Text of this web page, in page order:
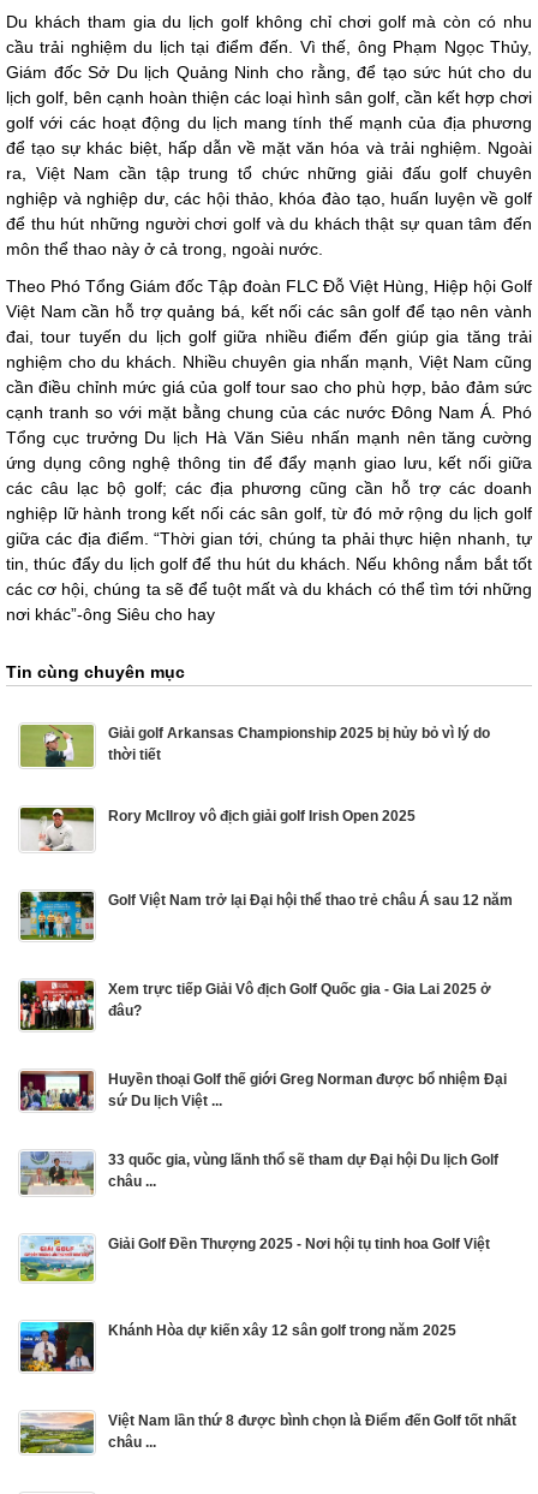
Du khách tham gia du lịch golf không chỉ chơi golf mà còn có nhu
cầu trải nghiệm du lịch tại điểm đến. Vì thế, ông Phạm Ngọc Thủy,
Giám đốc Sở Du lịch Quảng Ninh cho rằng, để tạo sức hút cho du
lịch golf, bên cạnh hoàn thiện các loại hình sân golf, cần kết hợp chơi
golf với các hoạt động du lịch mang tính thế mạnh của địa phương
để tạo sự khác biệt, hấp dẫn về mặt văn hóa và trải nghiệm. Ngoài
ra, Việt Nam cần tập trung tổ chức những giải đấu golf chuyên
nghiệp và nghiệp dư, các hội thảo, khóa đào tạo, huấn luyện về golf
để thu hút những người chơi golf và du khách thật sự quan tâm đến
môn thể thao này ở cả trong, ngoài nước.
Theo Phó Tổng Giám đốc Tập đoàn FLC Đỗ Việt Hùng, Hiệp hội Golf
Việt Nam cần hỗ trợ quảng bá, kết nối các sân golf để tạo nên vành
đai, tour tuyến du lịch golf giữa nhiều điểm đến giúp gia tăng trải
nghiệm cho du khách. Nhiều chuyên gia nhấn mạnh, Việt Nam cũng
cần điều chỉnh mức giá của golf tour sao cho phù hợp, bảo đảm sức
cạnh tranh so với mặt bằng chung của các nước Đông Nam Á. Phó
Tổng cục trưởng Du lịch Hà Văn Siêu nhấn mạnh nên tăng cường
ứng dụng công nghệ thông tin để đẩy mạnh giao lưu, kết nối giữa
các câu lạc bộ golf; các địa phương cũng cần hỗ trợ các doanh
nghiệp lữ hành trong kết nối các sân golf, từ đó mở rộng du lịch golf
giữa các địa điểm. “Thời gian tới, chúng ta phải thực hiện nhanh, tự
tin, thúc đẩy du lịch golf để thu hút du khách. Nếu không nắm bắt tốt
các cơ hội, chúng ta sẽ để tuột mất và du khách có thể tìm tới những
nơi khác”-ông Siêu cho hay
Tin cùng chuyên mục
Giải golf Arkansas Championship 2025 bị hủy bỏ vì lý do
thời tiết
Rory McIlroy vô địch giải golf Irish Open 2025
Golf Việt Nam trở lại Đại hội thể thao trẻ châu Á sau 12 năm
Xem trực tiếp Giải Vô địch Golf Quốc gia - Gia Lai 2025 ở
đâu?
Huyền thoại Golf thế giới Greg Norman được bổ nhiệm Đại
sứ Du lịch Việt ...
33 quốc gia, vùng lãnh thổ sẽ tham dự Đại hội Du lịch Golf
châu ...
Giải Golf Đền Thượng 2025 - Nơi hội tụ tinh hoa Golf Việt
Khánh Hòa dự kiến xây 12 sân golf trong năm 2025
Việt Nam lần thứ 8 được bình chọn là Điểm đến Golf tốt nhất
châu ...